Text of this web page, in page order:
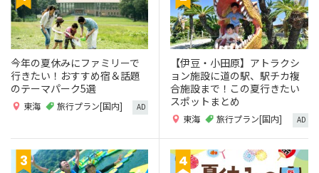
今年の夏休みにファミリーで
行きたい！おすすめ宿＆話題
のテーマパーク5選
東海 旅行プラン[国内] AD
【伊豆・小田原】アトラクシ
ョン施設に道の駅、駅チカ複
合施設まで！この夏行きたい
スポットまとめ
東海 旅行プラン[国内] AD